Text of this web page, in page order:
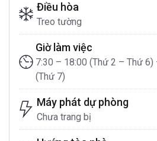
Điều hòa
Treo tường
Giờ làm việc
7:30 – 18:00 (Thứ 2 – Thứ 6)
(Thứ 7)
Máy phát dự phòng
Chưa trang bị